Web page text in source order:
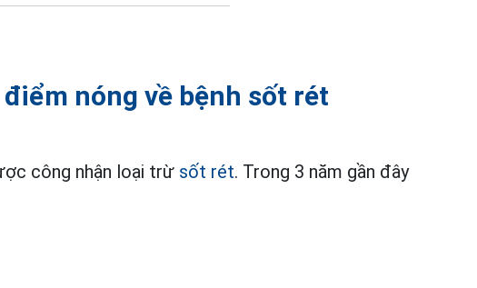
nóng về bệnh sốt rét
công nhận loại trừ sốt rét. Trong 3 năm gần đây